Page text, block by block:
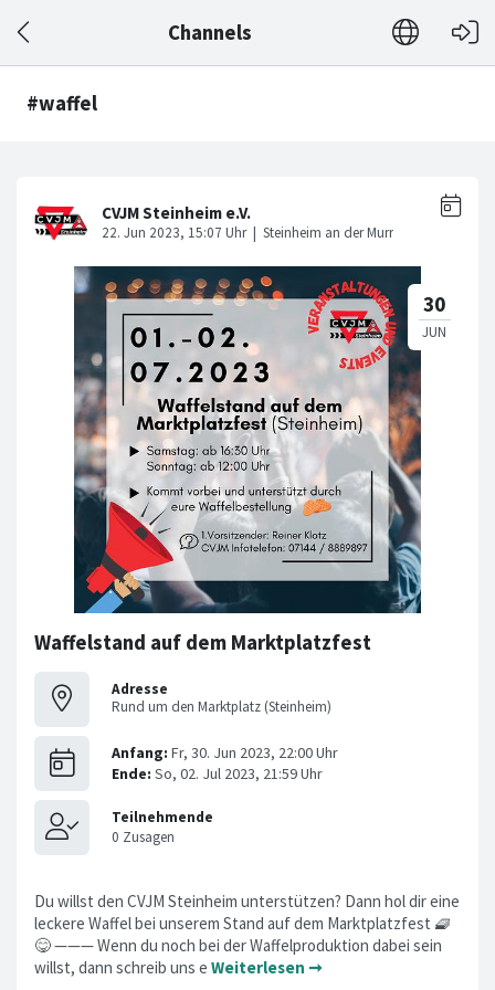
Channels
#waffel
Waffelstand auf dem Marktplatzfest
Adresse
Rund um den Marktplatz (Steinheim)
Du willst den CVJM Steinheim unterstützen? Dann hol dir eine
leckere Waffel bei unserem Stand auf dem Marktplatzfest 🧇
😋 ——— Wenn du noch bei der Waffelproduktion dabei sein
willst, dann schreib uns e Weiterlesen ➞